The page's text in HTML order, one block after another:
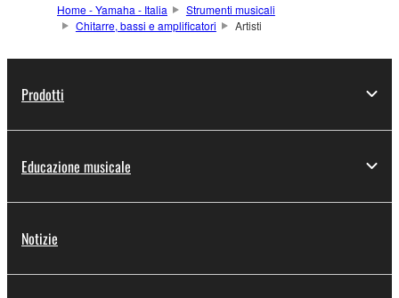
Home - Yamaha - Italia
Strumenti musicali
Chitarre, bassi e amplificatori
Artisti
Prodotti
Educazione musicale
Notizie